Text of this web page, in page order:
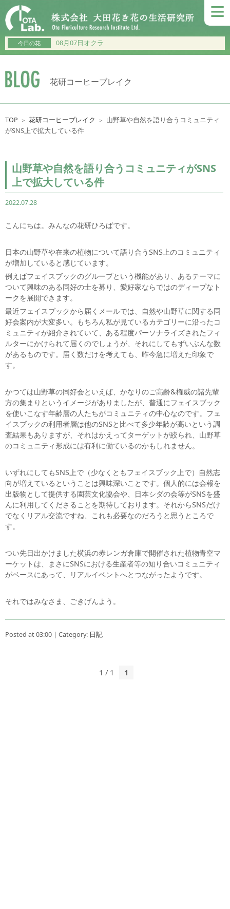
≡
今日の花 08月07日オクラ
花研コーヒーブレイク
TOP ＞ 花研コーヒーブレイク ＞ 山野草や自然を語り合うコミュニティ
がSNS上で拡大している件
山野草や自然を語り合うコミュニティがSNS
上で拡大している件
2022.07.28
こんにちは。みんなの花研ひろばです。
日本の山野草や在来の植物について語り合うSNS上のコミュニティ
が増加していると感じています。
例えばフェイスブックのグループという機能があり、あるテーマに
ついて興味のある同好の士を募り、愛好家ならではのディープなト
ークを展開できます。
最近フェイスブックから届くメールでは、自然や山野草に関する同
好会案内が大変多い。もちろん私が見ているカテゴリーに沿ったコ
ミュニティが紹介されていて、ある程度パーソナライズされたフィ
ルターにかけられて届くのでしょうが、それにしてもずいぶんな数
があるものです。届く数だけを考えても、昨今急に増えた印象で
す。
かつては山野草の同好会といえば、かなりのご高齢&権威の諸先輩
方の集まりというイメージがありましたが、普通にフェイスブック
を使いこなす年齢層の人たちがコミュニティの中心なのです。フェ
イスブックの利用者層は他のSNSと比べて多少年齢が高いという調
査結果もありますが、それはかえってターゲットが絞られ、山野草
のコミュニティ形成には有利に働ているのかもしれません。
いずれにしてもSNS上で（少なくともフェイスブック上で）自然志
向が増えているということは興味深いことです。個人的には会報を
出版物として提供する園芸文化協会や、日本シダの会等がSNSを盛
んに利用してくださることを期待しております。それからSNSだけ
でなくリアル交流ですね、これも必要なのだろうと思うところで
す。
つい先日出かけました横浜の赤レンガ倉庫で開催された植物青空マ
ーケットは、まさにSNSにおける生産者等の知り合いコミュニティ
がベースにあって、リアルイベントへとつながったようです。
それではみなさま、ごきげんよう。
Posted at 03:00 | Category: 日記
1 / 1 1